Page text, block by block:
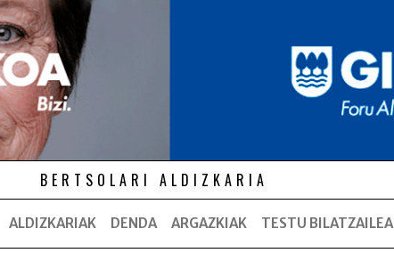
BERTSOLARI ALDIZKARIA
ALDIZKARIAK DENDA ARGAZKIAK TESTU BILATZAILEA